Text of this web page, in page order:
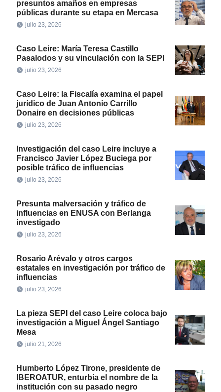
presuntos amaños en empresas
públicas durante su etapa en Mercasa
julio 23, 2026
Caso Leire: María Teresa Castillo
Pasalodos y su vinculación con la SEPI
julio 23, 2026
Caso Leire: la Fiscalía examina el papel
jurídico de Juan Antonio Carrillo
Donaire en decisiones públicas
julio 23, 2026
Investigación del caso Leire incluye a
Francisco Javier López Buciega por
posible tráfico de influencias
julio 23, 2026
Presunta malversación y tráfico de
influencias en ENUSA con Berlanga
investigado
julio 23, 2026
Rosario Arévalo y otros cargos
estatales en investigación por tráfico de
influencias
julio 23, 2026
La pieza SEPI del caso Leire coloca bajo
investigación a Miguel Ángel Santiago
Mesa
julio 21, 2026
Humberto López Tirone, presidente de
IBEROATUR, enturbia el nombre de la
institución con su pasado negro